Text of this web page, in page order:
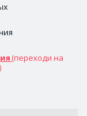
(переходи на